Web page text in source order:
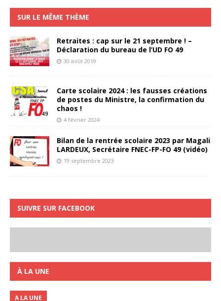
SUR LE MÊME THÈME
Retraites : cap sur le 21 septembre ! –
Déclaration du bureau de l’UD FO 49
30 août 2019
Carte scolaire 2024 : les fausses créations
de postes du Ministre, la confirmation du
chaos !
4 février 2024
Bilan de la rentrée scolaire 2023 par Magali
LARDEUX, Secrétaire FNEC-FP-FO 49 (vidéo)
19 septembre 2023
SUIVRE SUR FACEBOOK
À LA UNE
A LA UNE